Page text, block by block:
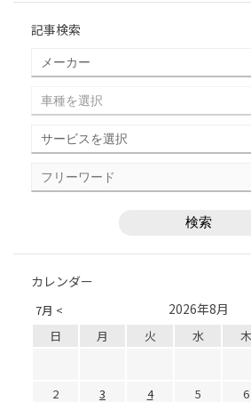
記事検索
カレンダー
7月 < 2026年8月
日 月 火 水 木
2
3 4 5 6